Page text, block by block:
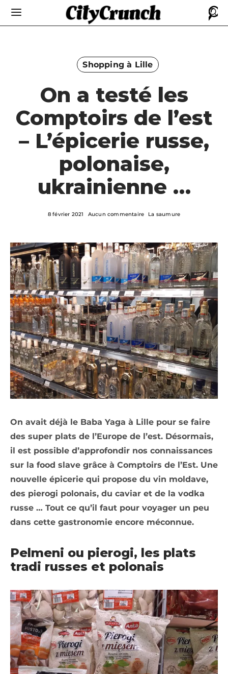
Shopping à Lille
On a testé les
Comptoirs de l’est
– L’épicerie russe,
polonaise,
ukrainienne …
8 février 2021 Aucun commentaire La saumure
On avait déjà le Baba Yaga à Lille pour se faire
des super plats de l’Europe de l’est. Désormais,
il est possible d’approfondir nos connaissances
sur la food slave grâce à Comptoirs de l’Est. Une
nouvelle épicerie qui propose du vin moldave,
des pierogi polonais, du caviar et de la vodka
russe … Tout ce qu’il faut pour voyager un peu
dans cette gastronomie encore méconnue.
Pelmeni ou pierogi, les plats
tradi russes et polonais